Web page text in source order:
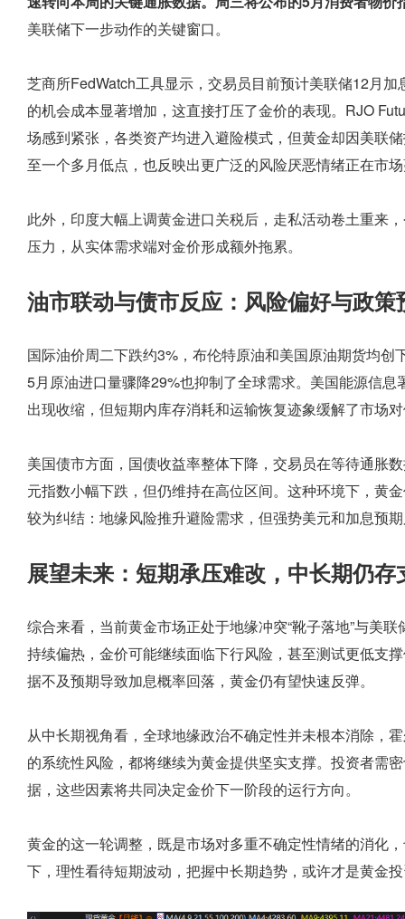
美联储下一步动作的关键窗口。
芝商所FedWatch工具显示，交易员目前预计美联储12月
的机会成本显著增加，这直接打压了金价的表现。RJO
场感到紧张，各类资产均进入避险模式，但黄金却因美联
至一个多月低点，也反映出更广泛的风险厌恶情绪正在市
此外，印度大幅上调黄金进口关税后，走私活动卷土重来
压力，从实体需求端对金价形成额外拖累。
油市联动与债市反应：风险偏好与政策
国际油价周二下跌约3%，布伦特原油和美国原油期货均
5月原油进口量骤降29%也抑制了全球需求。美国能源信
出现收缩，但短期内库存消耗和运输恢复迹象缓解了市场
美国债市方面，国债收益率整体下降，交易员在等待通胀
元指数小幅下跌，但仍维持在高位区间。这种环境下，黄
较为纠结：地缘风险推升避险需求，但强势美元和加息预
展望未来：短期承压难改，中长期仍存
综合来看，当前黄金市场正处于地缘冲突“靴子落地”与美
持续偏热，金价可能继续面临下行风险，甚至测试更低支
据不及预期导致加息概率回落，黄金仍有望快速反弹。
从中长期视角看，全球地缘政治不确定性并未根本消除，
的系统性风险，都将继续为黄金提供坚实支撑。投资者需
据，这些因素将共同决定金价下一阶段的运行方向。
黄金的这一轮调整，既是市场对多重不确定性情绪的消化
下，理性看待短期波动，把握中长期趋势，或许才是黄金